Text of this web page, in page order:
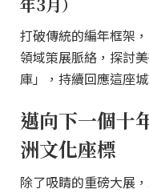
打破傳統的編年框架
領域策展脈絡，探討
庫」，持續回應這座
邁向下一個十
洲文化座標
除了吸睛的重磅大展